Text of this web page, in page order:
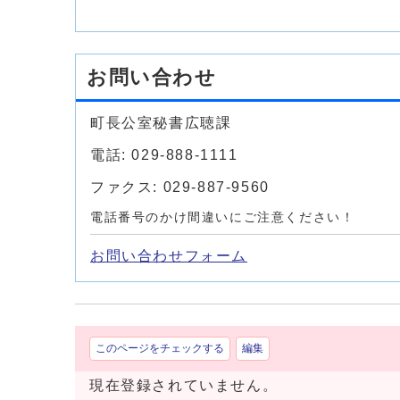
お問い合わせ
町長公室秘書広聴課
電話: 029-888-1111
ファクス: 029-887-9560
電話番号のかけ間違いにご注意ください！
お問い合わせフォーム
このページをチェックする 編集
現在登録されていません。